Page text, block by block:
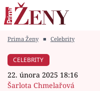
Módní alarm
Prima Ženy ■ Celebrity
CELEBRITY
22. února 2025 18:16
Šarlota Chmelařová